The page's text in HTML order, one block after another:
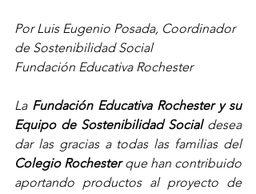
Por Luis Eugenio Posada, Coordinador
de Sostenibilidad Social
Fundación Educativa Rochester
La Fundación Educativa Rochester y su
Equipo de Sostenibilidad Social desea
dar las gracias a todas las familias del
Colegio Rochester que han contribuido
aportando productos al proyecto de